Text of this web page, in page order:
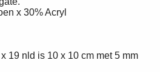
x 30% Acryl
19 nld is 10 x 10 cm met 5 mm